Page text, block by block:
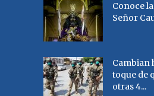
Conoce
Señor
Cambian
toque de
otras 4...